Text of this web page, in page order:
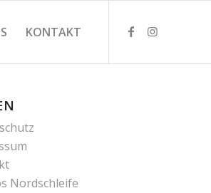
KONTAKT
Nordschleife